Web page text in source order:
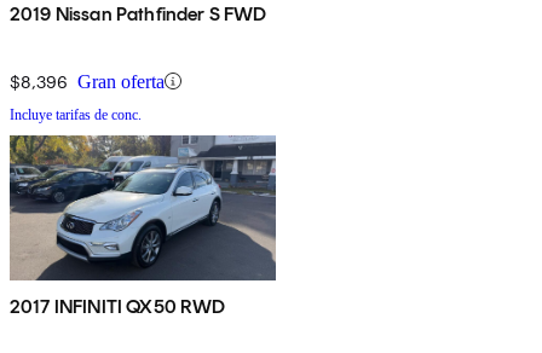
2019 Nissan Pathfinder S FWD
$8,396 Gran oferta
Incluye tarifas de conc.
2017 INFINITI QX50 RWD